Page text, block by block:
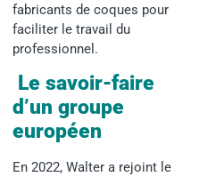
fabricants de coques pour
faciliter le travail du
professionnel.
Le savoir-faire
d’un groupe
européen
En 2022, Walter a rejoint le